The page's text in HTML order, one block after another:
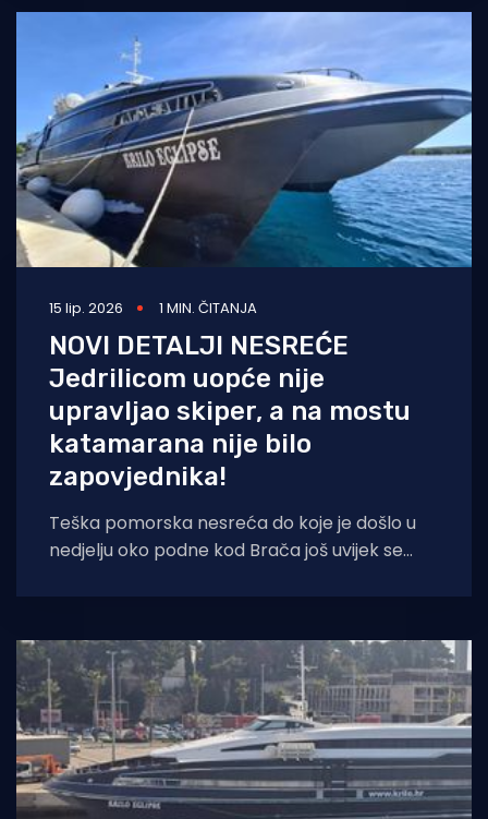
15 lip. 2026 1 MIN. ČITANJA
NOVI DETALJI NESREĆE
Jedrilicom uopće nije
upravljao skiper, a na mostu
katamarana nije bilo
zapovjednika!
Teška pomorska nesreća do koje je došlo u
nedjelju oko podne kod Brača još uvijek se